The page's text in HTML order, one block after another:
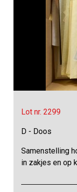
Lot nr. 2299
D - Doos
Samenstelling
in zakjes en op